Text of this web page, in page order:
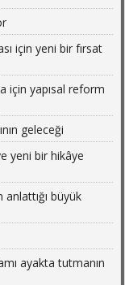
için yeni bir fırsat
için yapısal reform
geleceği
yeni bir hikâye
büyük
ayakta tutmanın